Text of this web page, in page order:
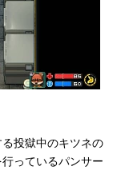
投獄中のキツネの
っているパンサー